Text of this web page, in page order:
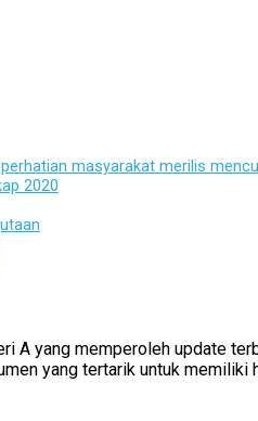
masyarakat merilis
2020
A yang memperoleh update
yang tertarik untuk memiliki